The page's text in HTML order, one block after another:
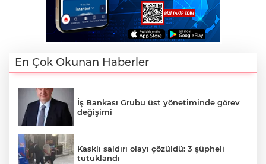
En Çok Okunan Haberler
İş Bankası Grubu üst yönetiminde görev
değişimi
Kasklı saldırı olayı çözüldü: 3 şüpheli
tutuklandı